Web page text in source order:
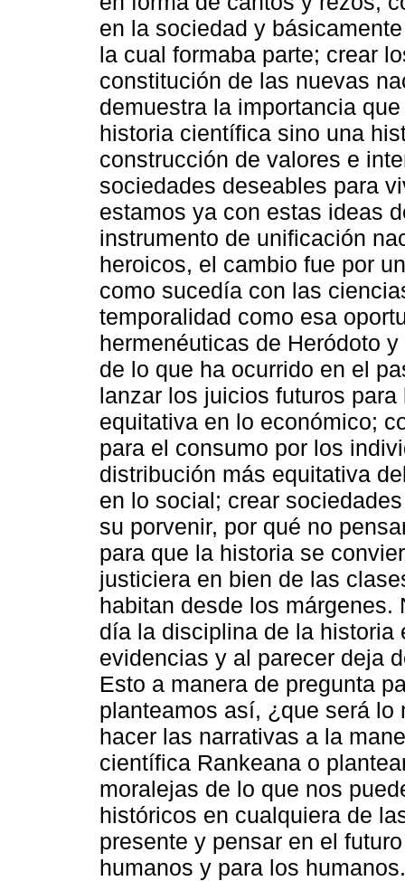
en la sociedad y
la cual formaba parte; crear
constitución de las nuevas
demuestra la importancia
historia científica sino una
construcción de valores e
sociedades deseables para
estamos ya con estas ideas
instrumento de unificación
heroicos, el cambio fue por
como sucedía con las
temporalidad como esa
hermenéuticas de Heródoto
de lo que ha ocurrido en el
lanzar los juicios futuros
equitativa en lo económico;
para el consumo por los
distribución más equitativa
en lo social; crear
su porvenir, por qué no
para que la historia se
justiciera en bien de las
habitan desde los márgenes.
día la disciplina de la historia
evidencias y al parecer deja
Esto a manera de pregunta
planteamos así, ¿que será
hacer las narrativas a la
científica Rankeana o
moralejas de lo que nos
históricos en cualquiera de
presente y pensar en el
humanos y para los